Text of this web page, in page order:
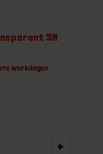
5M
werkdagen
+